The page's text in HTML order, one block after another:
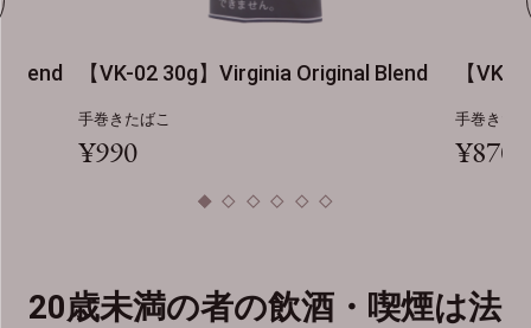
【VK-02 30g】Virginia Original Blend
手巻きたばこ
¥990
【VK-03
手巻きたばこ
¥870
20歳未満の者の飲酒・喫煙は法